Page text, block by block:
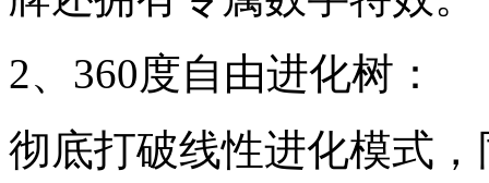
2、360度自由进化树：
彻底打破线性进化模式